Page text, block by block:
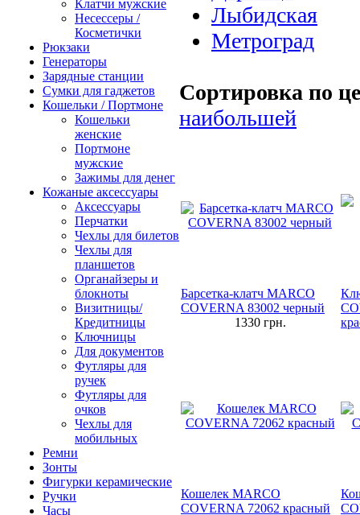
Клатчи мужские
Несессеры /
Косметички
Рюкзаки
Генераторы
Зарядные станции
Сумки для гаджетов
Кошельки / Портмоне
Кошельки
женские
Портмоне
мужские
Зажимы для денег
Кожаные аксессуары
Аксессуары
Перчатки
Чехлы для билетов
Чехлы для
планшетов
Органайзеры и
блокноты
Визитницы/
Кредитницы
Ключницы
Для документов
Футляры для
ручек
Футляры для
очков
Чехлы для
мобильных
Ремни
Зонты
Фигурки керамические
Ручки
Часы
Лыбидская
Метроград
Сортировка по
наибольшей
Барсетка-клатч MARCO
COVERNA 83002 черный
1330грн.
Кошелек MARCO
COVERNA 72062 красный